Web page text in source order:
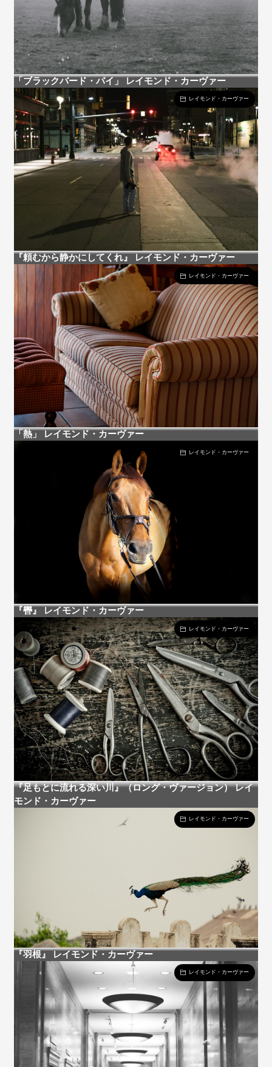
「ブラックバード・パイ」 レイモンド・カーヴァー
レイモンド・カーヴァー
『頼むから静かにしてくれ』 レイモンド・カーヴァー
レイモンド・カーヴァー
「熱」 レイモンド・カーヴァー
レイモンド・カーヴァー
『轡』 レイモンド・カーヴァー
レイモンド・カーヴァー
『足もとに流れる深い川』（ロング・ヴァージョン） レイ
モンド・カーヴァー
レイモンド・カーヴァー
『羽根』 レイモンド・カーヴァー
レイモンド・カーヴァー